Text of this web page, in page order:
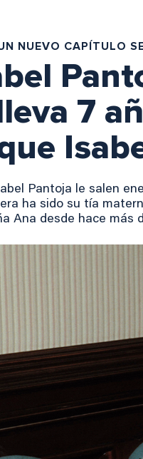
NUEVO CAPÍTULO
7
Pantoja le salen
ha sido su tía
Ana desde hace más